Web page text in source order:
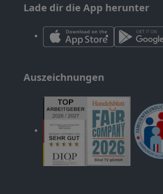
Lade dir die App herunter
Auszeichnungen